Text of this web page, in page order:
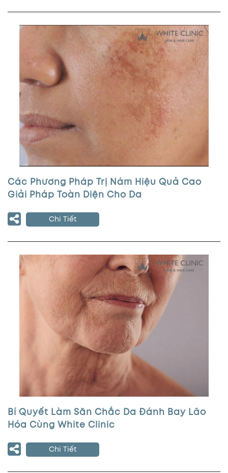
Các Phương Pháp Trị Nám Hiệu Quả Cao
Giải Pháp Toàn Diện Cho Da
Chi Tiết
Bí Quyết Làm Săn Chắc Da Đánh Bay Lão
Hóa Cùng White Clinic
Chi Tiết